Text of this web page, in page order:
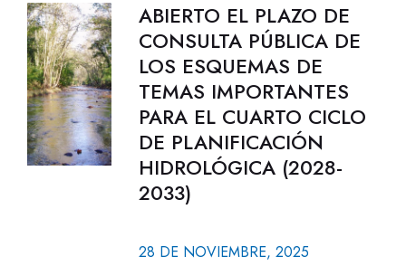
ABIERTO EL PLAZO DE
CONSULTA PÚBLICA DE
LOS ESQUEMAS DE
TEMAS IMPORTANTES
PARA EL CUARTO CICLO
DE PLANIFICACIÓN
HIDROLÓGICA (2028-
2033)
28 DE NOVIEMBRE, 2025